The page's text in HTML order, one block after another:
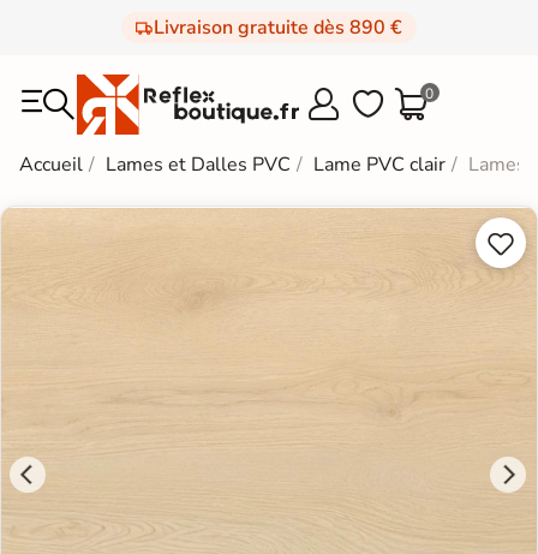
Livraison gratuite dès 890 €
  0
Accueil Lames et Dalles PVC Lame PVC clair Lames

